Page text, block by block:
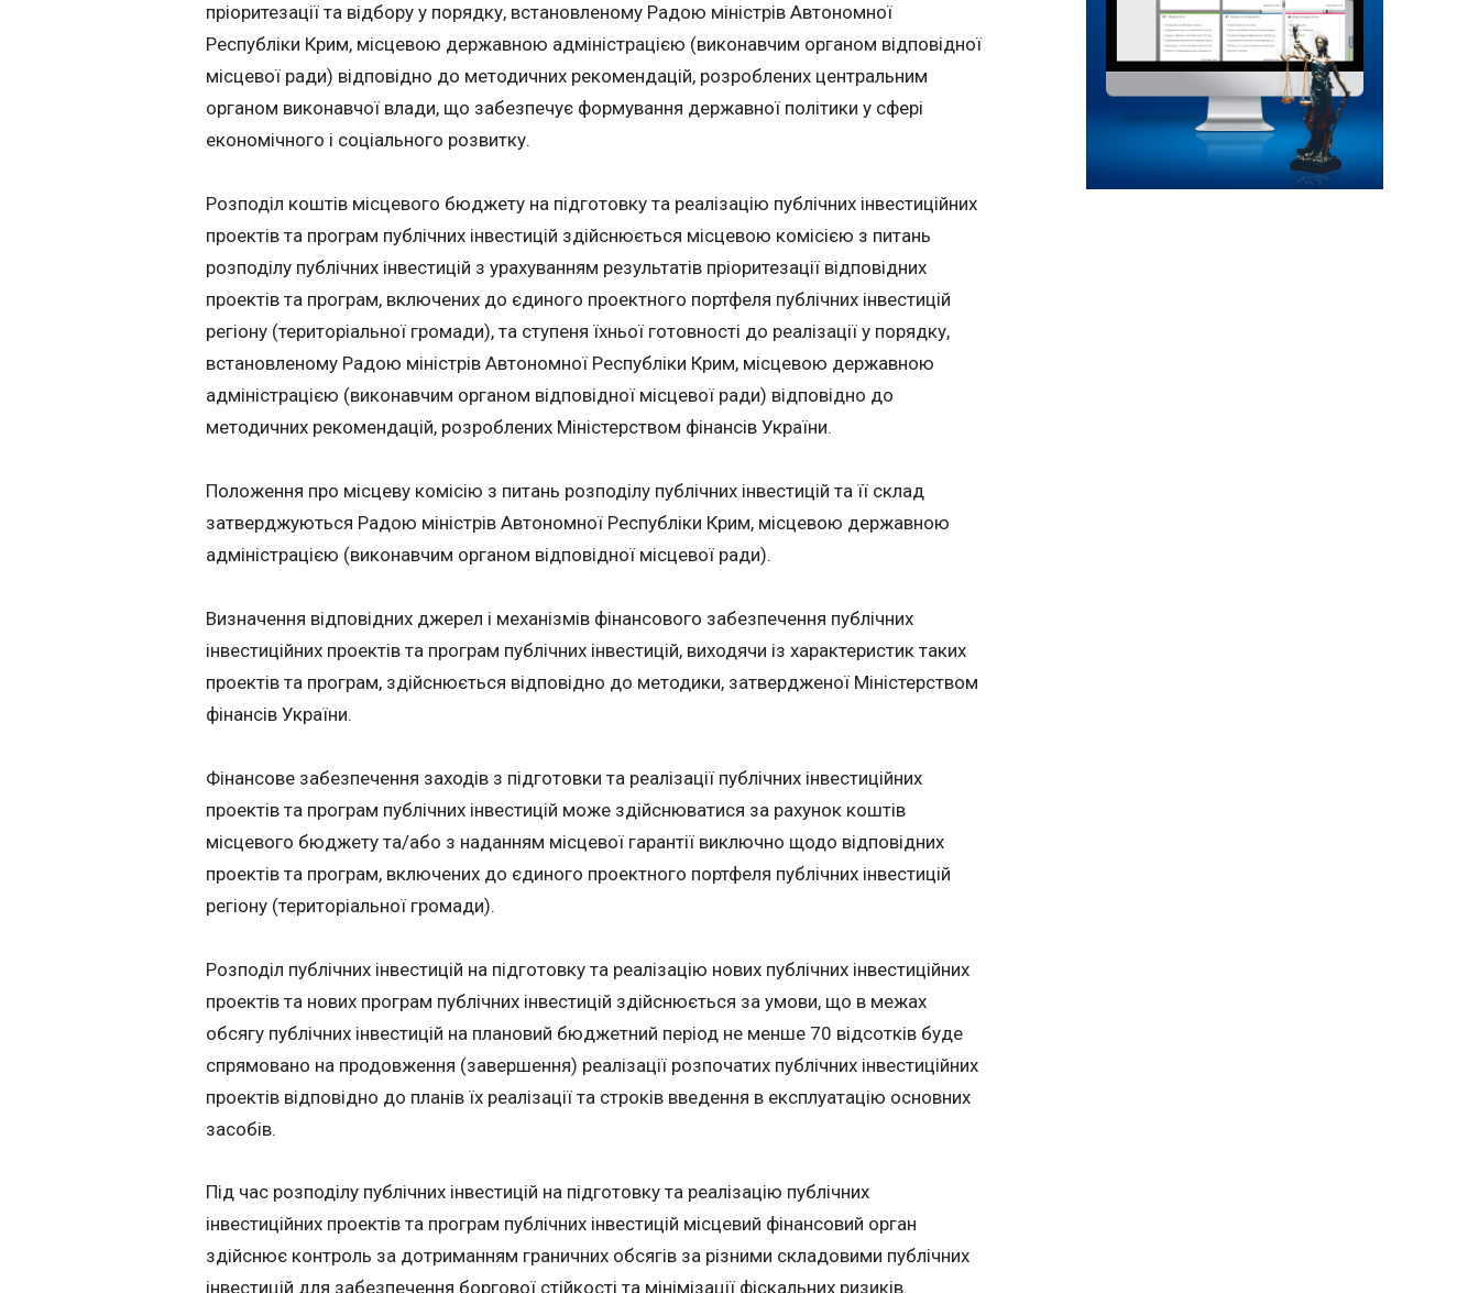
пріоритезації та відбору у порядку, встановленому Радою міністрів Автономної
Республіки Крим, місцевою державною адміністрацією (виконавчим органом відповідної
місцевої ради) відповідно до методичних рекомендацій, розроблених центральним
органом виконавчої влади, що забезпечує формування державної політики у сфері
економічного і соціального розвитку.
Розподіл коштів місцевого бюджету на підготовку та реалізацію публічних інвестиційних
проектів та програм публічних інвестицій здійснюється місцевою комісією з питань
розподілу публічних інвестицій з урахуванням результатів пріоритезації відповідних
проектів та програм, включених до єдиного проектного портфеля публічних інвестицій
регіону (територіальної громади), та ступеня їхньої готовності до реалізації у порядку,
встановленому Радою міністрів Автономної Республіки Крим, місцевою державною
адміністрацією (виконавчим органом відповідної місцевої ради) відповідно до
методичних рекомендацій, розроблених Міністерством фінансів України.
Положення про місцеву комісію з питань розподілу публічних інвестицій та її склад
затверджуються Радою міністрів Автономної Республіки Крим, місцевою державною
адміністрацією (виконавчим органом відповідної місцевої ради).
Визначення відповідних джерел і механізмів фінансового забезпечення публічних
інвестиційних проектів та програм публічних інвестицій, виходячи із характеристик таких
проектів та програм, здійснюється відповідно до методики, затвердженої Міністерством
фінансів України.
Фінансове забезпечення заходів з підготовки та реалізації публічних інвестиційних
проектів та програм публічних інвестицій може здійснюватися за рахунок коштів
місцевого бюджету та/або з наданням місцевої гарантії виключно щодо відповідних
проектів та програм, включених до єдиного проектного портфеля публічних інвестицій
регіону (територіальної громади).
Розподіл публічних інвестицій на підготовку та реалізацію нових публічних інвестиційних
проектів та нових програм публічних інвестицій здійснюється за умови, що в межах
обсягу публічних інвестицій на плановий бюджетний період не менше 70 відсотків буде
спрямовано на продовження (завершення) реалізації розпочатих публічних інвестиційних
проектів відповідно до планів їх реалізації та строків введення в експлуатацію основних
засобів.
Під час розподілу публічних інвестицій на підготовку та реалізацію публічних
інвестиційних проектів та програм публічних інвестицій місцевий фінансовий орган
здійснює контроль за дотриманням граничних обсягів за різними складовими публічних
інвестицій для забезпечення боргової стійкості та мінімізації фіскальних ризиків.